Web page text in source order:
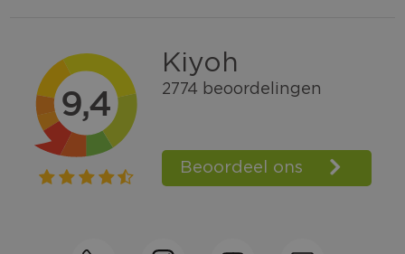
Gratis verzending vanaf € 100,=
Bel +31570592339
Spaarpunten
Shop the Look
Telefonisch bestellen ook mogelijk